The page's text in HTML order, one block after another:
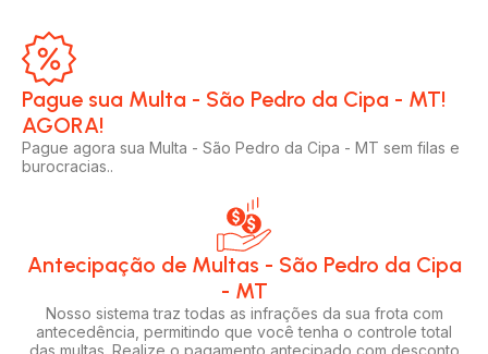
Pague sua Multa - São Pedro da Cipa - MT!
AGORA!​
Pague agora sua Multa - São Pedro da Cipa - MT sem filas e
burocracias..
Antecipação de Multas - São Pedro da Cipa
- MT
Nosso sistema traz todas as infrações da sua frota com
antecedência, permitindo que você tenha o controle total
das multas. Realize o pagamento antecipado com desconto